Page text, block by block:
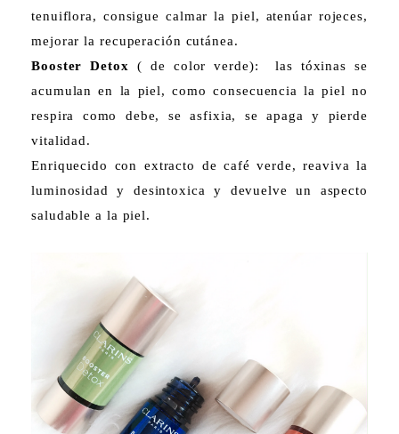
tenuiflora, consigue calmar la piel, atenúar rojeces,
mejorar la recuperación cutánea.
Booster Detox ( de color verde): las tóxinas se
acumulan en la piel, como consecuencia la piel no
respira como debe, se asfixia, se apaga y pierde
vitalidad.
Enriquecido con extracto de café verde, reaviva la
luminosidad y desintoxica y devuelve un aspecto
saludable a la piel.